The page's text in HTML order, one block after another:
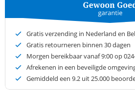
Gratis verzending in Nederland en
Gratis retourneren binnen 30 dagen
Morgen bereikbaar vanaf 9:00 op
Afrekenen in een beveiligde
Gemiddeld een 9.2 uit 25.000